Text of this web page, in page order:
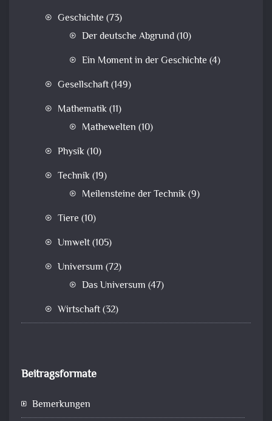
Geschichte (73)
Der deutsche Abgrund(10)
Ein Moment in der Geschichte (4)
Gesellschaft(149)
Mathematik(11)
Mathewelten (10)
Physik(10)
Technik(19)
Meilensteine der Technik(9)
Tiere (10)
Umwelt(105)
Universum (72)
Das Universum (47)
Wirtschaft(32)
Beitragsformate
Bemerkungen